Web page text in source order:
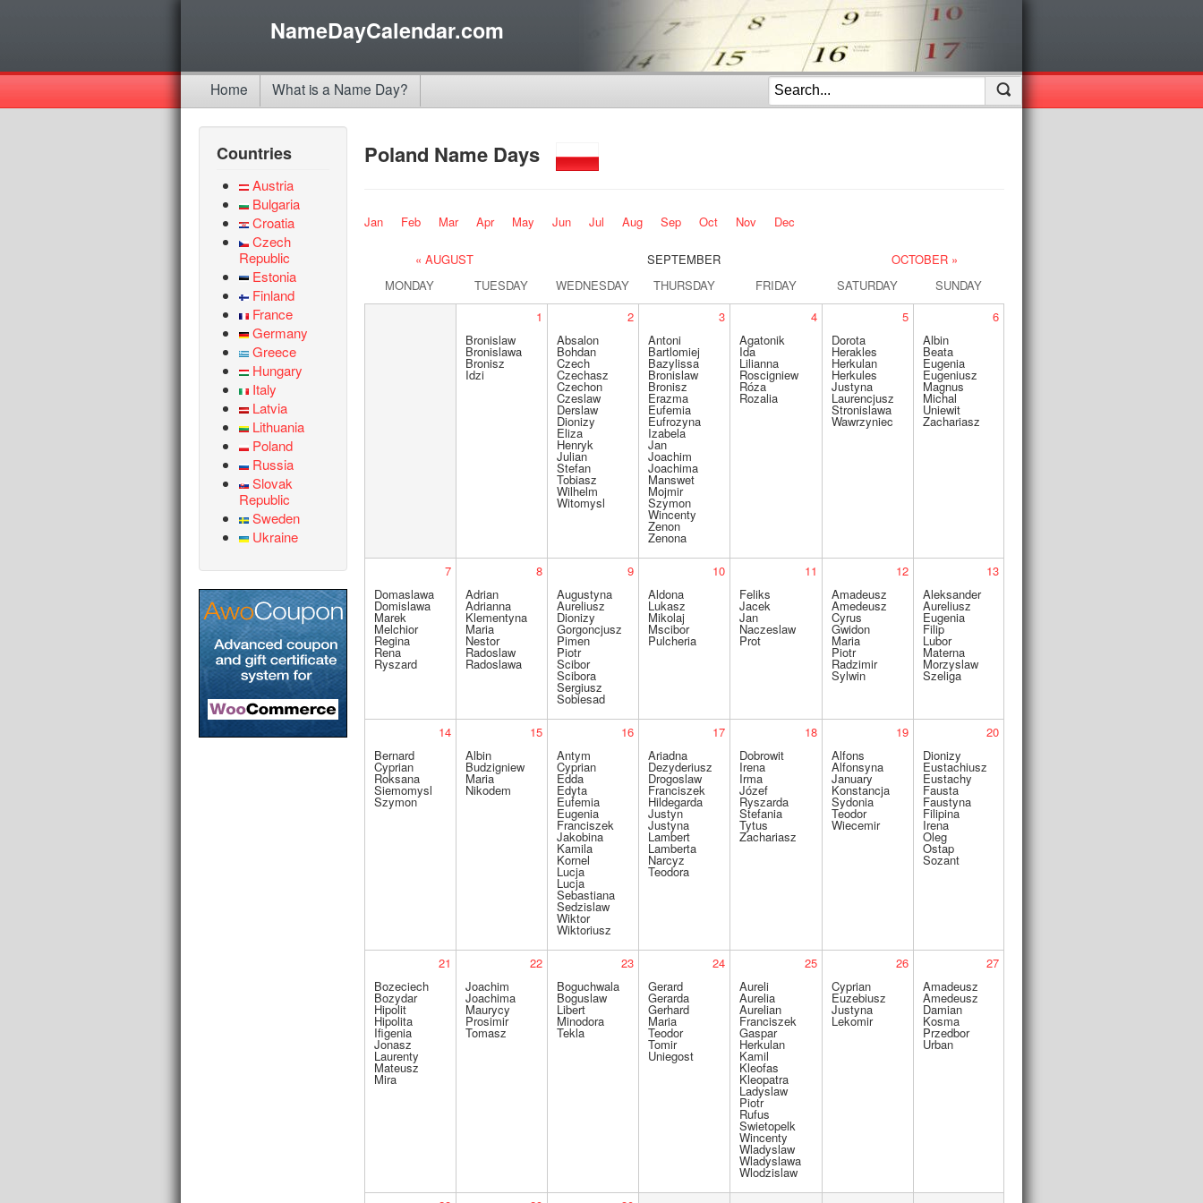
NameDayCalendar.com
Home What is a Name Day?
Countries
Austria
Bulgaria
Croatia
Czech
Republic
Estonia
Finland
France
Germany
Greece
Hungary
Italy
Latvia
Lithuania
Poland
Russia
Slovak
Republic
Sweden
Ukraine
Poland Name Days
Jan Feb Mar Apr May Jun Jul Aug Sep Oct Nov Dec
« AUGUST SEPTEMBER
OCTOBER »
MONDAY
TUESDAY WEDNESDAY THURSDAY FRIDAY SATURDAY
SUNDAY
1
Bronislaw
Bronislawa
Bronisz
Idzi
2
Absalon
Bohdan
Czech
Czechasz
Czechon
Czeslaw
Derslaw
Dionizy
Eliza
Henryk
Julian
Stefan
Tobiasz
Wilhelm
Witomysl
3
Antoni
Bartlomiej
Bazylissa
Bronislaw
Bronisz
Erazma
Eufemia
Eufrozyna
Izabela
Jan
Joachim
Joachima
Manswet
Mojmir
Szymon
Wincenty
Zenon
Zenona
4
Agatonik
Ida
Lilianna
Roscigniew
Róza
Rozalia
5
Dorota
Herakles
Herkulan
Herkules
Justyna
Laurencjusz
Stronislawa
Wawrzyniec
6
Albin
Beata
Eugenia
Eugeniusz
Magnus
Michal
Uniewit
Zachariasz
7
Domaslawa
Domislawa
Marek
Melchior
Regina
Rena
Ryszard
8
Adrian
Adrianna
Klementyna
Maria
Nestor
Radoslaw
Radoslawa
9
Augustyna
Aureliusz
Dionizy
Gorgoncjusz
Pimen
Piotr
Scibor
Scibora
Sergiusz
Sobiesad
10
Aldona
Lukasz
Mikolaj
Mscibor
Pulcheria
11
Feliks
Jacek
Jan
Naczeslaw
Prot
12
Amadeusz
Amedeusz
Cyrus
Gwidon
Maria
Piotr
Radzimir
Sylwin
13
Aleksander
Aureliusz
Eugenia
Filip
Lubor
Materna
Morzyslaw
Szeliga
14
Bernard
Cyprian
Roksana
Siemomysl
Szymon
15
Albin
Budzigniew
Maria
Nikodem
16
Antym
Cyprian
Edda
Edyta
Eufemia
Eugenia
Franciszek
Jakobina
Kamila
Kornel
Lucja
Lucja
Sebastiana
Sedzislaw
Wiktor
Wiktoriusz
17
Ariadna
Dezyderiusz
Drogoslaw
Franciszek
Hildegarda
Justyn
Justyna
Lambert
Lamberta
Narcyz
Teodora
18
Dobrowit
Irena
Irma
Józef
Ryszarda
Stefania
Tytus
Zachariasz
19
Alfons
Alfonsyna
January
Konstancja
Sydonia
Teodor
Wiecemir
20
Dionizy
Eustachiusz
Eustachy
Fausta
Faustyna
Filipina
Irena
Oleg
Ostap
Sozant
21
Bozeciech
Bozydar
Hipolit
Hipolita
Ifigenia
Jonasz
Laurenty
Mateusz
Mira
22
Joachim
Joachima
Maurycy
Prosimir
Tomasz
23
Boguchwala
Boguslaw
Libert
Minodora
Tekla
24
Gerard
Gerarda
Gerhard
Maria
Teodor
Tomir
Uniegost
25
Aureli
Aurelia
Aurelian
Franciszek
Gaspar
Herkulan
Kamil
Kleofas
Kleopatra
Ladyslaw
Piotr
Rufus
Swietopelk
Wincenty
Wladyslaw
Wladyslawa
Wlodzislaw
26
Cyprian
Euzebiusz
Justyna
Lekomir
27
Amadeusz
Amedeusz
Damian
Kosma
Przedbor
Urban